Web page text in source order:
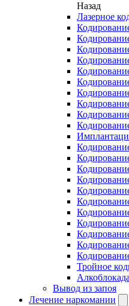
Назад
Лазерное
Тройное
Алкоблокада
Вывод из запоя
Лечение наркомании